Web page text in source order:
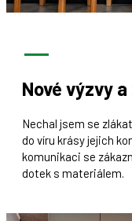
Nové výzvy
Nechal jsem se
do víru krásy jejich
komunikaci se
dotek s materiálem.